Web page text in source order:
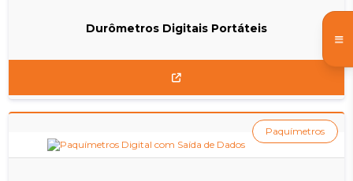
Durômetros Digitais Portáteis
Paquímetros